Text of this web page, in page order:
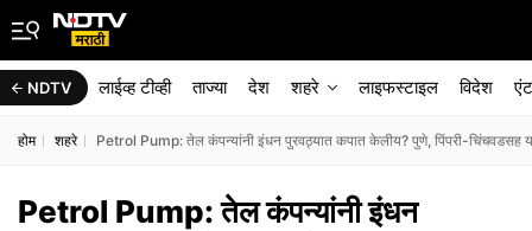
NDTV लाईव्ह टीव्ही ताज्या देश शहरे लाइफस्टाइल विदेश
होम शहरे Petrol Pump: तेल कंपन्यांनी इंधन पुरवठ्यात कपात केलीय? पुणे, पिंपरी-चिंचवडसह
Petrol Pump: तेल कंपन्यांनी इंधन